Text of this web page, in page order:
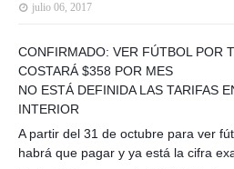
julio 06, 2017
CONFIRMADO: VER FÚTBOL POR
COSTARÁ $358 POR MES
NO ESTÁ DEFINIDA LAS TARIFAS
INTERIOR
A partir del 31 de octubre para ver
habrá que pagar y ya está la cifra